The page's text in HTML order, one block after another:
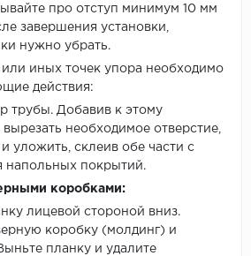
про отступ минимум 10 мм
завершения установки,
нужно убрать.
или иных точек упора необходимо
действия:
трубы. Добавив к этому
необходимое отверстие,
уложить, склеив обе части с
напольных покрытий.
коробками:
лицевой стороной вниз.
коробку (молдинг) и
планку и удалите